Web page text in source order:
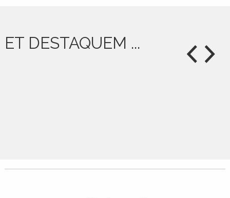
ET DESTAQUEM ...